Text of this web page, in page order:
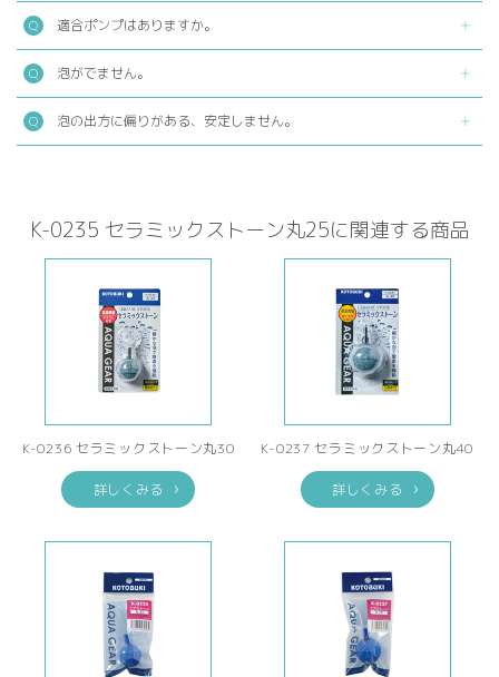
適合ポンプはありますか。
泡がでません。
泡の出方に偏りがある、安定しません。
K-0235 セラミックストーン丸25に関連する商品
K-0236 セラミックストーン丸30
詳しくみる
K-0237 セラミックストーン丸40
詳しくみる